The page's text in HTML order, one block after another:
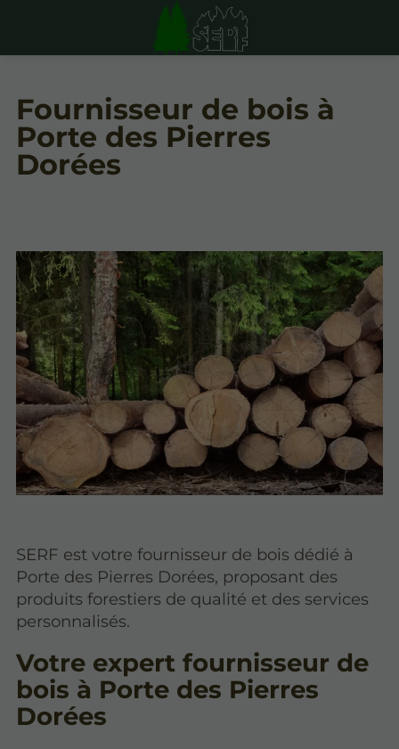
Fournisseur de bois à
Porte des Pierres
Dorées
SERF est votre fournisseur de bois dédié à
Porte des Pierres Dorées, proposant des
produits forestiers de qualité et des services
personnalisés.
Votre expert fournisseur de
bois à Porte des Pierres
Dorées